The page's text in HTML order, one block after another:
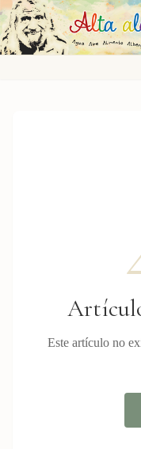
Saltar al contenido principal
Este artículo no